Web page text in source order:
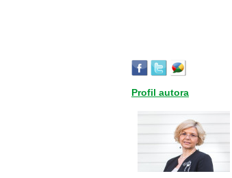
Profil autora